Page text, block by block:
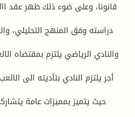
قانونا، وعلى ضوء ذلك ظهر عقد
دراسته وفق المنهج التحليلي،
والنادي الرياضي يلتزم بمقتضاه
أجر يلتزم النادي بتأديته الى
حيث يتميز بمميزات عامة